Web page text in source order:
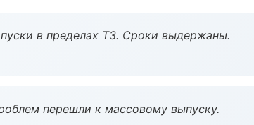
в пределах ТЗ. Сроки выдержаны.
перешли к массовому выпуску.